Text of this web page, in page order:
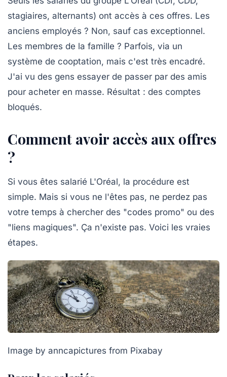
stagiaires, alternants) ont accès à ces offres. Les
anciens employés ? Non, sauf cas exceptionnel.
Les membres de la famille ? Parfois, via un
système de cooptation, mais c'est très encadré.
J'ai vu des gens essayer de passer par des amis
pour acheter en masse. Résultat : des comptes
bloqués.
Comment avoir accès aux offres
?
Si vous êtes salarié L'Oréal, la procédure est
simple. Mais si vous ne l'êtes pas, ne perdez pas
votre temps à chercher des "codes promo" ou des
"liens magiques". Ça n'existe pas. Voici les vraies
étapes.
Image by anncapictures from Pixabay